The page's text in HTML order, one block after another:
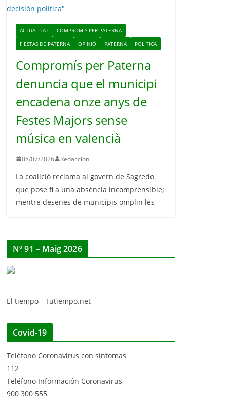
ACTUALITAT
COMPROMIS PER PATERNA
FIESTAS DE PATERNA
OPINIÓ PATERNA POLÍTICA
Compromís per Paterna
denuncia que el municipi
encadena onze anys de
Festes Majors sense
música en valencià
08/07/2026 Redaccion
La coalició reclama al govern de Sagredo
que pose fi a una absència incomprensible;
mentre desenes de municipis omplin les
Nº 91 – Maig 2026
El tiempo - Tutiempo.net
Covid-19
Teléfono Coronavirus con síntomas
112
Teléfono Información Coronavirus
900 300 555